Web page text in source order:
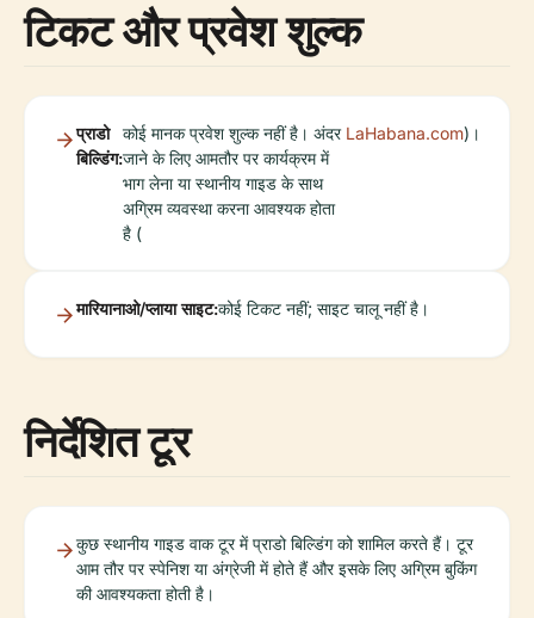
टिकट और प्रवेश शुल्क
प्राडो
बिल्डिंग:
कोई मानक प्रवेश शुल्क नहीं है। अंदर
जाने के लिए आमतौर पर कार्यक्रम में
भाग लेना या स्थानीय गाइड के साथ
अग्रिम व्यवस्था करना आवश्यक होता
है (
LaHabana.com)।
मारियानाओ/प्लाया साइट:कोई टिकट नहीं; साइट चालू नहीं है।
निर्देशित टूर
कुछ स्थानीय गाइड वाक टूर में प्राडो बिल्डिंग को शामिल करते हैं। टूर
आम तौर पर स्पेनिश या अंग्रेजी में होते हैं और इसके लिए अग्रिम बुकिंग
की आवश्यकता होती है।